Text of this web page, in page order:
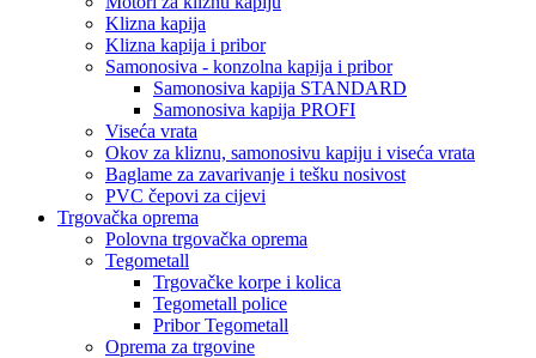
Klizna kapija
Klizna kapija i pribor
Samonosiva - konzolna kapija i pribor
Samonosiva kapija STANDARD
Samonosiva kapija PROFI
Viseća vrata
Okov za kliznu, samonosivu kapiju i viseća vrata
Baglame za zavarivanje i tešku nosivost
PVC čepovi za cijevi
Trgovačka oprema
Polovna trgovačka oprema
Tegometall
Trgovačke korpe i kolica
Tegometall police
Pribor Tegometall
Oprema za trgovine